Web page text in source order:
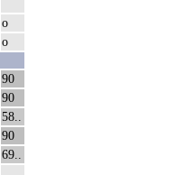
о
о
90
90
58..
90
69..